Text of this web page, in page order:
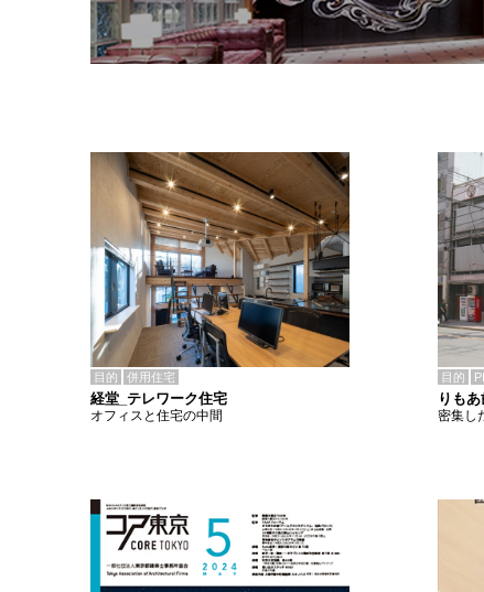
目的 併用住宅
経堂_テレワーク住宅
オフィスと住宅の中間
目的
りも
密集し